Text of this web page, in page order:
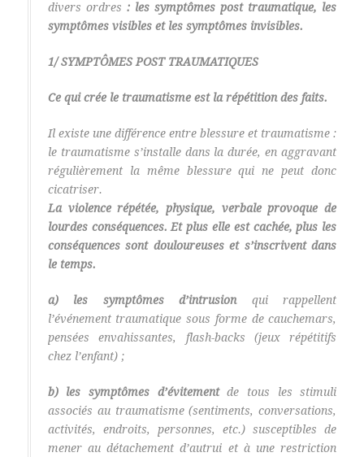
divers ordres : les symptômes post traumatique, les
symptômes visibles et les symptômes invisibles.
1/ SYMPTÔMES POST TRAUMATIQUES
Ce qui crée le traumatisme est la répétition des faits.
Il existe une différence entre blessure et traumatisme :
le traumatisme s’installe dans la durée, en aggravant
régulièrement la même blessure qui ne peut donc
cicatriser.
La violence répétée, physique, verbale provoque de
lourdes conséquences. Et plus elle est cachée, plus les
conséquences sont douloureuses et s’inscrivent dans
le temps.
a) les symptômes d’intrusionqui rappellent
l’événement traumatique sous forme de cauchemars,
pensées envahissantes, flash-backs (jeux répétitifs
chez l’enfant) ;
b) les symptômes d’évitementde tous les stimuli
associés au traumatisme (sentiments, conversations,
activités, endroits, personnes, etc.) susceptibles de
mener au détachement d’autrui et à une restriction